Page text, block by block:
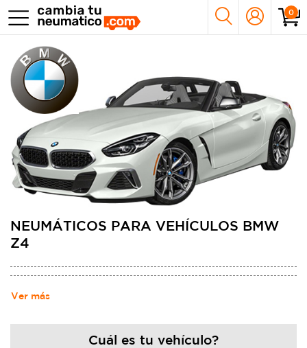
0
NEUMÁTICOS PARA VEHÍCULOS BMW
Z4
Ver más
Cuál es tu vehículo?